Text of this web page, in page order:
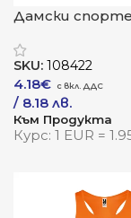
Дамски
SKU: 108422
4.18€
/ 8.18 лв.
Към Продукта
Курс: 1 EUR =